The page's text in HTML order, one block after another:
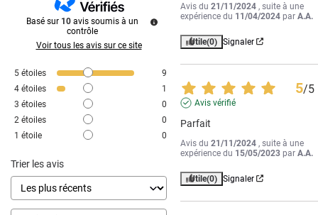
Basé sur 10 avis soumis à un
contrôle
Voir tous les avis sur ce site
5 étoiles
9
4 étoiles
1
3 étoiles
0
2 étoiles
0
1 étoile 0
Trier les avis
Avis du21/11/2024 , suite à une
expérience du 11/04/2024 parA.A.
Utile(0) Signaler
5/5
Avis vérifié
Parfait
Avis du21/11/2024 , suite à une
expérience du 15/05/2023 parA.A.
Utile(0) Signaler